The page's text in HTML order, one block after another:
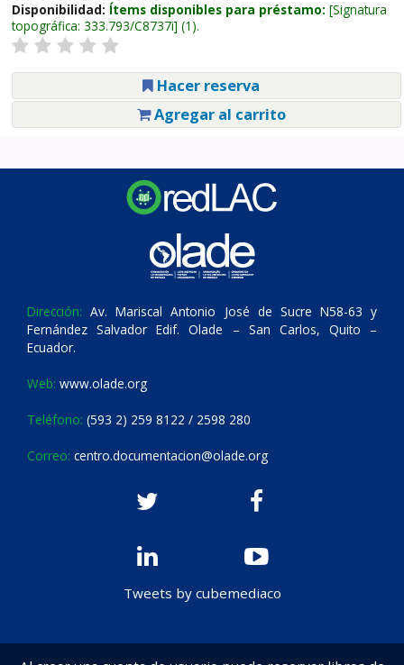
Disponibilidad: Ítems disponibles para préstamo: Signatura
topográfica: 333.793/C8737i (1).
Hacer reserva
Agregar al carrito
Dirección: Av. Mariscal Antonio José de Sucre N58-63 y
Fernández Salvador Edif. Olade – San Carlos, Quito –
Ecuador.
Web: www.olade.org
Teléfono: (593 2) 259 8122 / 2598 280
Correo: centro.documentacion@olade.org
Tweets by cubemediaco